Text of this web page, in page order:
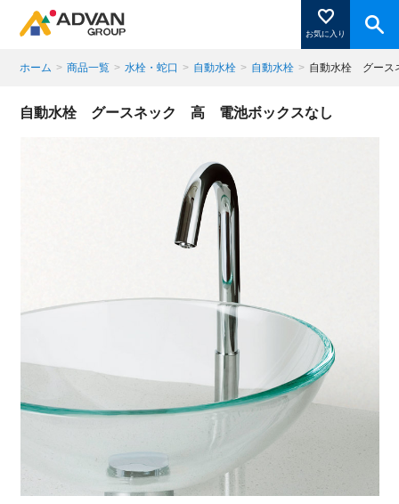
お気に入り
商品ページにある「お気に入り登録」を押すと登録した
閉じる
ホーム > 商品一覧 > 水栓・蛇口 > 自動水栓 > 自動水栓 > 自動水栓 グー
自動水栓 グースネック 高 電池ボックスなし